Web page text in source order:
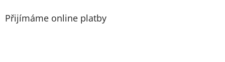
Přijímáme online platby